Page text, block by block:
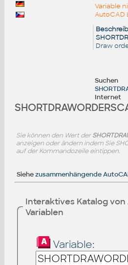
Variable
AutoCAD
Draw
Suchen
Internet
Sie können den Wert der
anzeigen oder ändern indem Sie
auf der Kommandozeile eintippen.
Siehezusammenhängende
Interaktives Katalog von
Variablen
Variable: